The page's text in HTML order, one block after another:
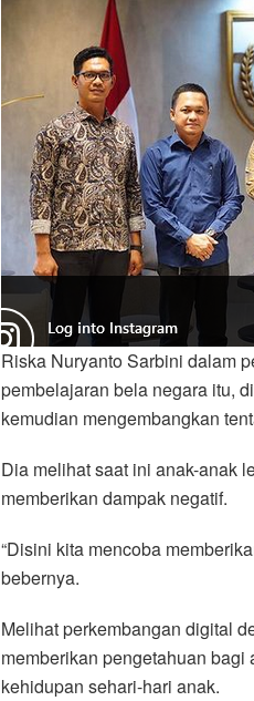
Riska Nuryanto Sarbini dalam
pembelajaran bela negara itu,
kemudian mengembangkan
Dia melihat saat ini anak-anak
memberikan dampak negatif.
“Disini kita mencoba
bebernya.
Melihat perkembangan digital
memberikan pengetahuan
kehidupan sehari-hari anak.